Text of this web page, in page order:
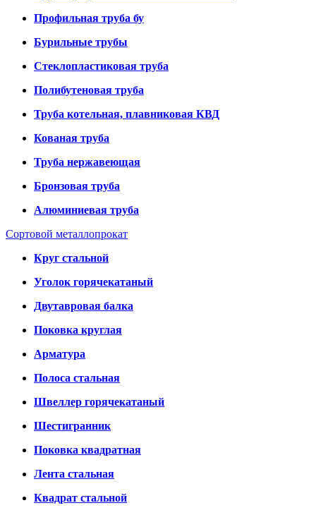
Профильная труба бу
Бурильные трубы
Стеклопластиковая труба
Полибутеновая труба
Труба котельная, плавниковая КВД
Кованая труба
Труба нержавеющая
Бронзовая труба
Алюминиевая труба
Сортовой металлопрокат
Круг стальной
Уголок горячекатаный
Двутавровая балка
Поковка круглая
Арматура
Полоса стальная
Швеллер горячекатаный
Шестигранник
Поковка квадратная
Лента стальная
Квадрат стальной